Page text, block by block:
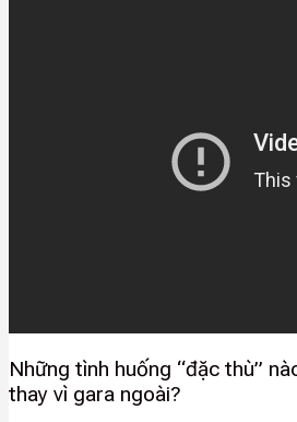
Những tình huống “đặc thù”
thay vì gara ngoài?